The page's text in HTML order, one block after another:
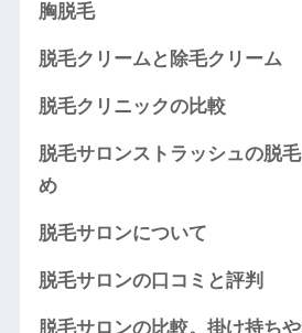
胸脱毛
脱毛クリームと除毛クリーム
脱毛クリニックの比較
脱毛サロンストラッシュの脱
め
脱毛サロンについて
脱毛サロンの口コミと評判
脱毛サロンの比較。掛け持ち